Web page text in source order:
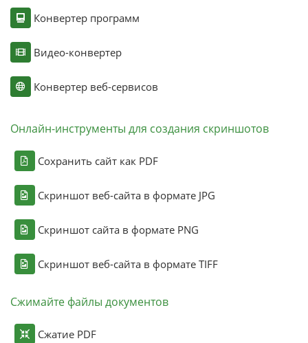
Конвертер программ
Видео-конвертер
Конвертер веб-сервисов
Онлайн-инструменты для создания скриншотов
Сохранить сайт как PDF
Скриншот веб-сайта в формате JPG
Скриншот сайта в формате PNG
Скриншот веб-сайта в формате TIFF
Сжимайте файлы документов
Сжатие PDF